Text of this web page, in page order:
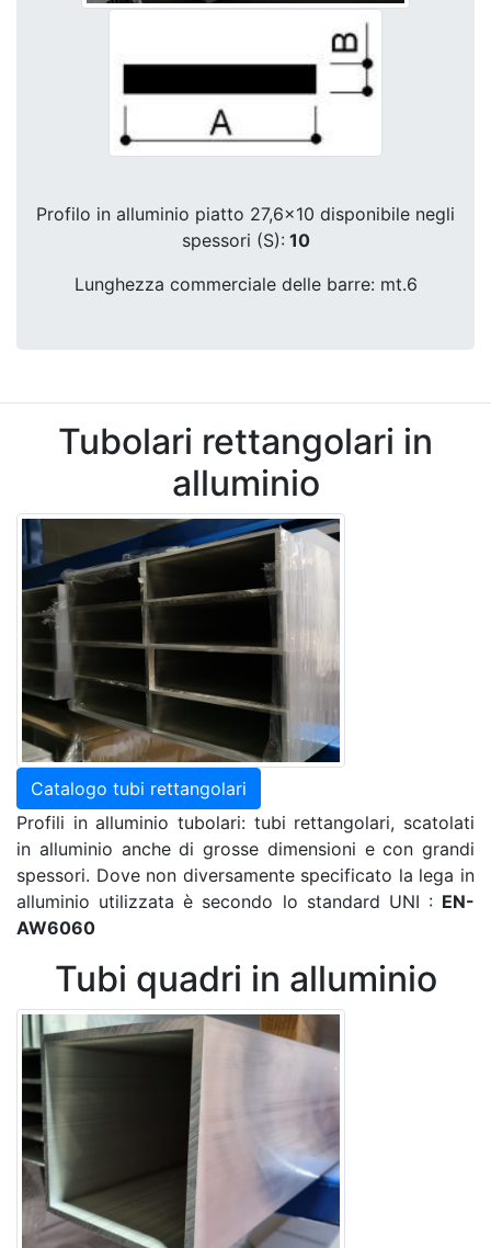
Profilo in alluminio piatto 27,6x10 disponibile negli
spessori (S): 10
Lunghezza commerciale delle barre: mt.6
Tubolari rettangolari in
alluminio
Catalogo tubi rettangolari
Profili in alluminio tubolari: tubi rettangolari, scatolati
in alluminio anche di grosse dimensioni e con grandi
spessori. Dove non diversamente specificato la lega in
alluminio utilizzata è secondo lo standard UNI : EN-
AW6060
Tubi quadri in alluminio